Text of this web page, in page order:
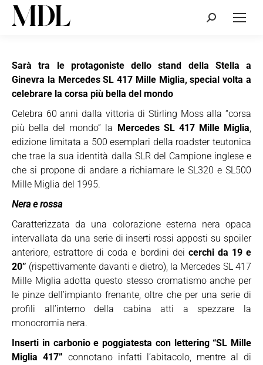
Cerca:
Sarà tra le protagoniste dello stand della Stella a
Ginevra la Mercedes SL 417 Mille Miglia, special volta a
celebrare la corsa più bella del mondo
Celebra 60 anni dalla vittoria di Stirling Moss alla “corsa
più bella del mondo” la Mercedes SL 417 Mille Miglia,
edizione limitata a 500 esemplari della roadster teutonica
che trae la sua identità dalla SLR del Campione inglese e
che si propone di andare a richiamare le SL320 e SL500
Mille Miglia del 1995.
Nera e rossa
Caratterizzata da una colorazione esterna nera opaca
intervallata da una serie di inserti rossi apposti su spoiler
anteriore, estrattore di coda e bordini dei cerchi da 19 e
20” (rispettivamente davanti e dietro), la Mercedes SL 417
Mille Miglia adotta questo stesso cromatismo anche per
le pinze dell’impianto frenante, oltre che per una serie di
profili all’interno della cabina atti a spezzare la
monocromia nera.
Inserti in carbonio e poggiatesta con lettering “SL Mille
Miglia 417” connotano infatti l’abitacolo, mentre al di